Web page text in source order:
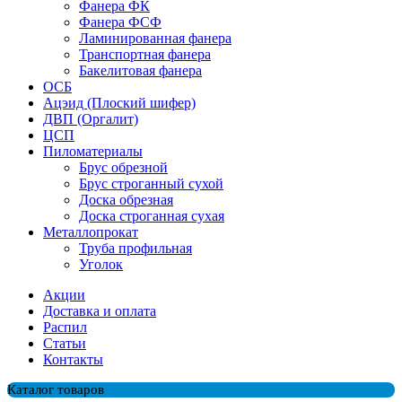
Фанера ФК
Фанера ФСФ
Ламинированная фанера
Транспортная фанера
Бакелитовая фанера
ОСБ
Ацэид (Плоский шифер)
ДВП (Оргалит)
ЦСП
Пиломатериалы
Брус обрезной
Брус строганный сухой
Доска обрезная
Доска строганная сухая
Металлопрокат
Труба профильная
Уголок
Акции
Доставка и оплата
Распил
Cтатьи
Контакты
Каталог товаров